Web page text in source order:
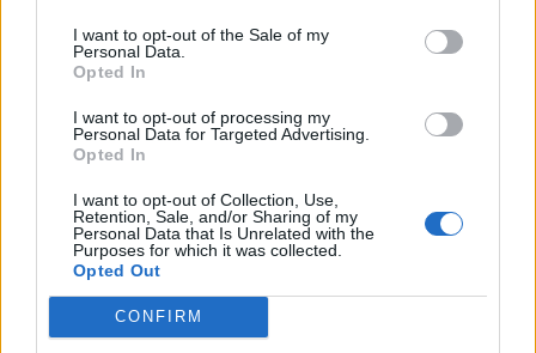
I want to opt-out of the Sale of my
Personal Data.
Opted In
I want to opt-out of processing my
Personal Data for Targeted Advertising.
Opted In
I want to opt-out of Collection, Use,
Retention, Sale, and/or Sharing of my
Personal Data that Is Unrelated with the
Purposes for which it was collected.
Opted Out
CONFIRM